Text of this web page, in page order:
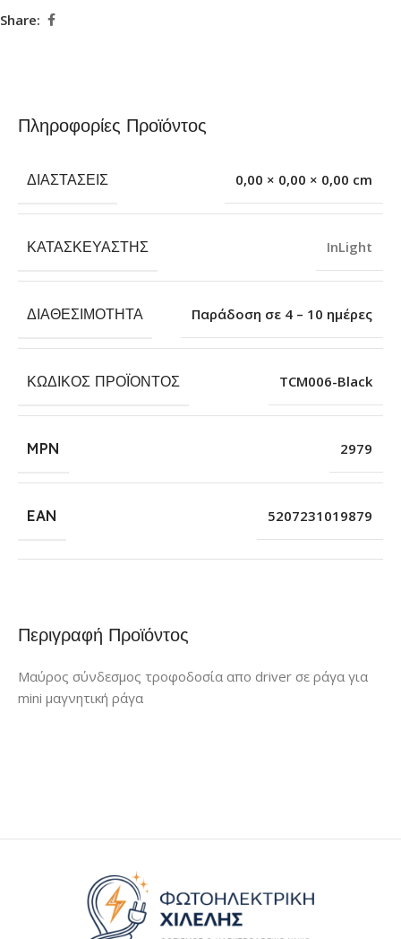
Share:
Περιγραφή Προϊόντος
Μαύρος σύνδεσμος τροφοδοσία απο driver σε ράγα για
mini μαγνητική ράγα
Πληροφορίες Προϊόντος
ΔΙΑΣΤΆΣΕΙΣ 0,00 × 0,00 × 0,00 cm
ΚΑΤΑΣΚΕΥΑΣΤΉΣ InLight
ΔΙΑΘΕΣΙΜΌΤΗΤΑ Παράδοση σε 4 – 10 ημέρες
ΚΩΔΙΚΌΣ ΠΡΟΪΌΝΤΟΣ TCM006-Black
MPN 2979
EAN 5207231019879